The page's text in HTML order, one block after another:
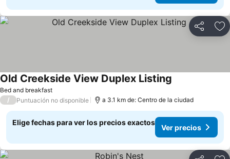
Compartir
Bed and breakfast
Old Creekside View Duplex Listing
/ Puntuación no disponible a 3.1 km de: Centro de la ciudad
Elige fechas para ver los precios exactos
Ver precios